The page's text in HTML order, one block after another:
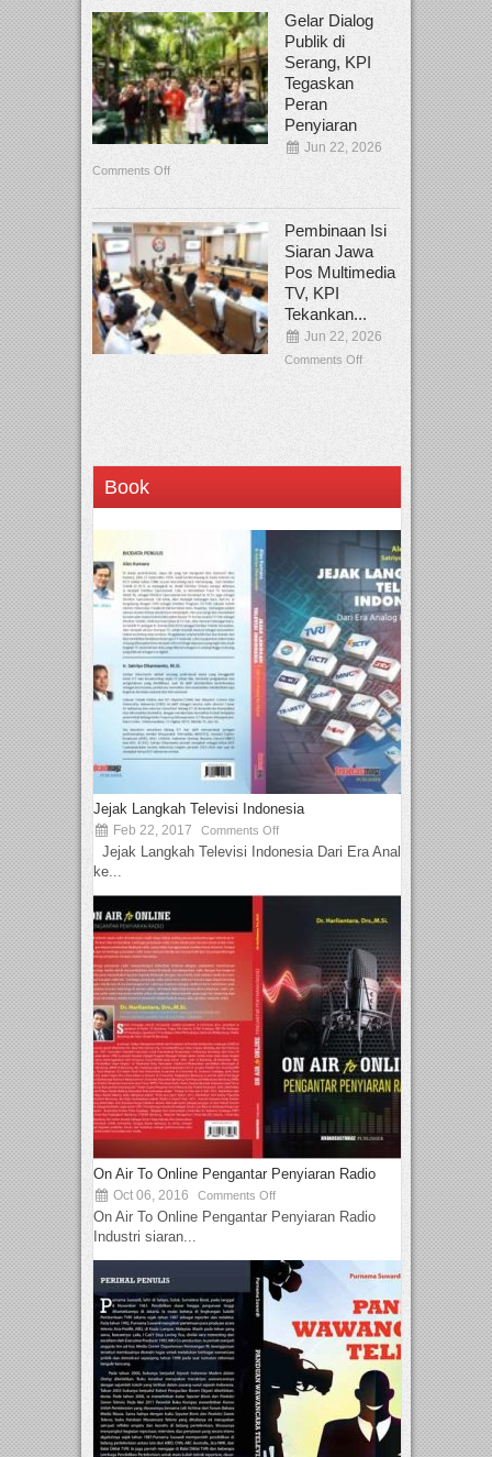
Gelar Dialog
Publik di
Serang, KPI
Tegaskan
Peran
Penyiaran
Jun 22, 2026
Comments Off
Pembinaan Isi
Siaran Jawa
Pos Multimedia
TV, KPI
Tekankan...
Jun 22, 2026
Comments Off
Book
Jejak Langkah Televisi Indonesia
Feb 22, 2017 Comments Off
Jejak Langkah Televisi Indonesia Dari Era Analog
ke...
On Air To Online Pengantar Penyiaran Radio
Oct 06, 2016 Comments Off
On Air To Online Pengantar Penyiaran Radio
Industri siaran...